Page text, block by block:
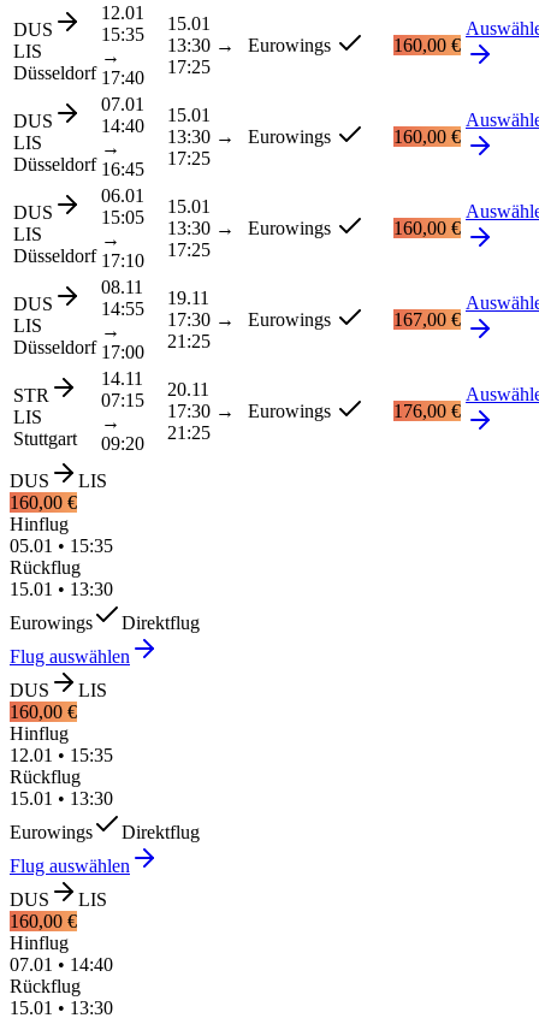
DUS
LIS
Düsseldorf
12.01
15:35
→
17:40
15.01
13:30 →
17:25
Eurowings 160,00 €
DUS
LIS
Düsseldorf
07.01
14:40
→
16:45
15.01
13:30 →
17:25
Eurowings 160,00 €
DUS
LIS
Düsseldorf
06.01
15:05
→
17:10
15.01
13:30 →
17:25
Eurowings 160,00 €
DUS
LIS
Düsseldorf
08.11
14:55
→
17:00
19.11
17:30 →
21:25
Eurowings 167,00 €
STR
LIS
Stuttgart
14.11
07:15
→
09:20
20.11
17:30 →
21:25
Eurowings 176,00 €
DUS
LIS
160,00 €
Hinflug
05.01 • 15:35
Rückflug
15.01 • 13:30
Eurowings
Direktflug
Flug auswählen
DUS
LIS
160,00 €
Hinflug
12.01 • 15:35
Rückflug
15.01 • 13:30
Eurowings
Direktflug
Flug auswählen
DUS
LIS
160,00 €
Hinflug
07.01 • 14:40
Rückflug
15.01 • 13:30